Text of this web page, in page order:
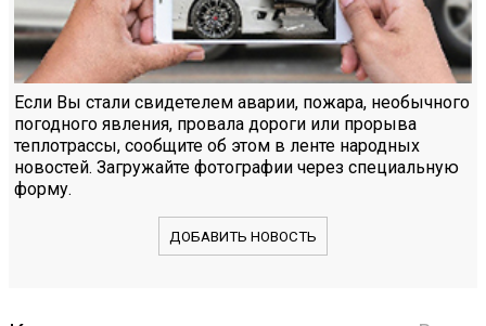
Если Вы стали свидетелем аварии, пожара, необычного
погодного явления, провала дороги или прорыва
теплотрассы, сообщите об этом в ленте народных
новостей. Загружайте фотографии через специальную
форму.
ДОБАВИТЬ НОВОСТЬ